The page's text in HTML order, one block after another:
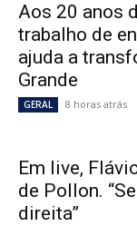
Aos 20 anos
trabalho de
ajuda a
Grande
GERAL 8 horas atrás
Em live,
de Pollon.
direita”